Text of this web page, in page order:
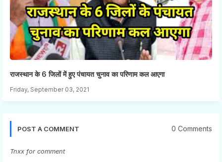
राजस्थान के 6 जिलों में हुए पंचायत चुनाव का परिणाम कल आएगा
Friday, September 03, 2021
POST A COMMENT 0 Comments
Tnxx for comment